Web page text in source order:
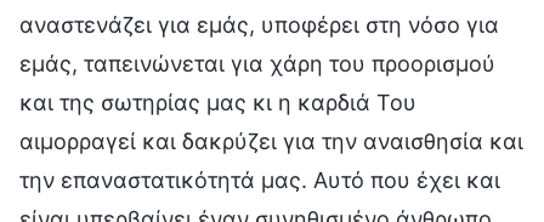
αναστενάζει για εμάς, υποφέρει στη νόσο για
εμάς, ταπεινώνεται για χάρη του προορισμού
και της σωτηρίας μας κι η καρδιά Του
αιμορραγεί και δακρύζει για την αναισθησία και
την επαναστατικότητά μας. Αυτό που έχει και